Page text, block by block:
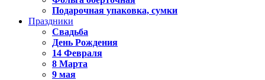
Подарочная упаковка, сумки
Праздники
Свадьба
День Рождения
14 Февраля
8 Марта
9 мая